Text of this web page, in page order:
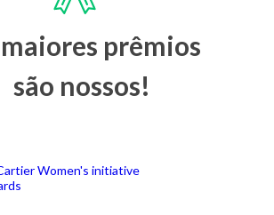
prêmios
são nossos!